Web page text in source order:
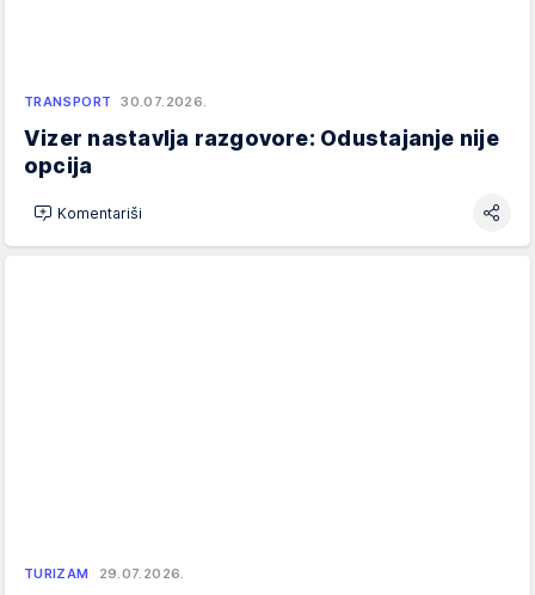
TRANSPORT 30.07.2026.
Vizer nastavlja razgovore: Odustajanje nije
opcija
Komentariši
TURIZAM 29.07.2026.